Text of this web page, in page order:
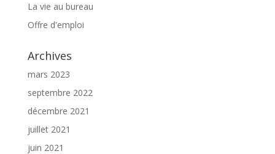
La vie au bureau
Offre d'emploi
Archives
mars 2023
septembre 2022
décembre 2021
juillet 2021
juin 2021